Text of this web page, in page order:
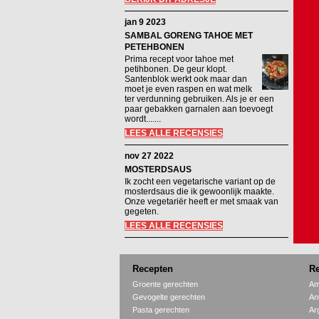
jan 9 2023
SAMBAL GORENG TAHOE MET
PETEHBONEN
Prima recept voor tahoe met
petihbonen. De geur klopt.
Santenblok werkt ook maar dan
moet je even raspen en wat melk
ter verdunning gebruiken. Als je er een
paar gebakken garnalen aan toevoegt
wordt.......
LEES ALLE RECENSIES
nov 27 2022
MOSTERDSAUS
Ik zocht een vegetarische variant op de
mosterdsaus die ik gewoonlijk maakte.
Onze vegetariër heeft er met smaak van
gegeten.
LEES ALLE RECENSIES
Recepten
Groente gerechten
Gevogelte gerechten
Pasta gerechten